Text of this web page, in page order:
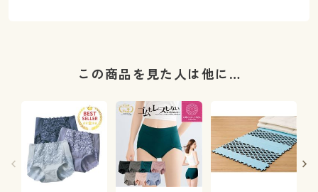
この商品を見た人は他に…